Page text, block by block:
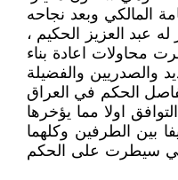
المالكي وبعد نجاحه
عبد العزيز الحكيم ،
محاولات اعادة بناء
والصدريين والفضيلة
اهم مفاصل الحكم في العراق
اولا مما يؤخرها
بين الطرفين وكلهما
سيطرت على الحكم